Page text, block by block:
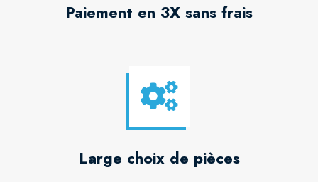
Paiement en 3X sans frais
Large choix de pièces